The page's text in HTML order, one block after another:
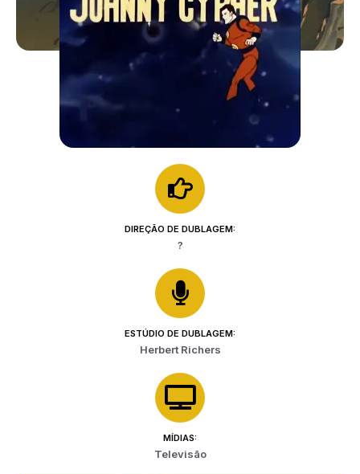
DIREÇÃO DE DUBLAGEM:
?
ESTÚDIO DE DUBLAGEM:
Herbert Richers
MÍDIAS:
Televisão